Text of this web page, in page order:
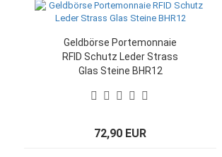
Geldbörse Portemonnaie
RFID Schutz Leder Strass
Glas Steine BHR12
72,90 EUR